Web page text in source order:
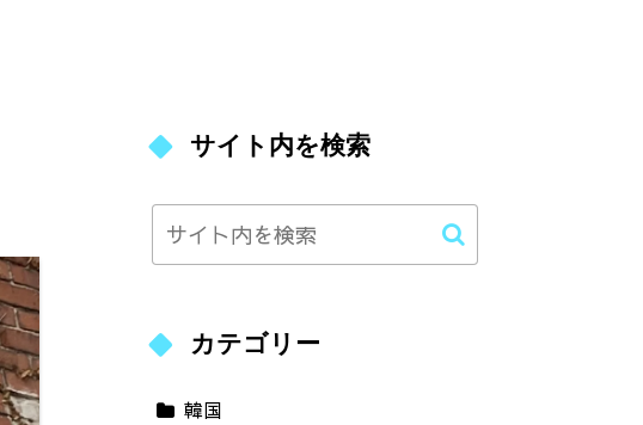
サイト内を検索
カテゴリー
韓国